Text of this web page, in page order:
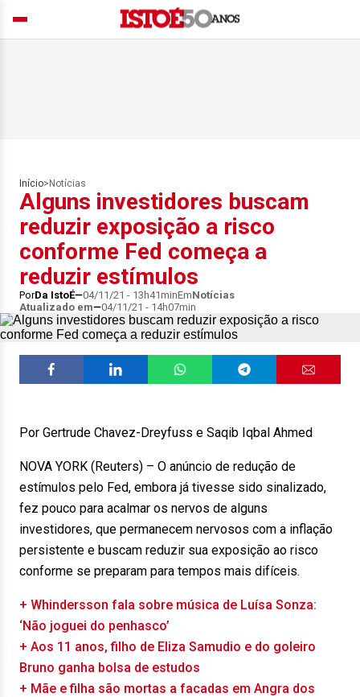
Início> Notícias
Alguns investidores buscam
reduzir exposição a risco
conforme Fed começa a
reduzir estímulos
PorDa IstoÉ 04/11/21 - 13h41minEmNotícias
Atualizado em
04/11/21 - 14h07min
Por Gertrude Chavez-Dreyfuss e Saqib Iqbal Ahmed
NOVA YORK (Reuters) – O anúncio de redução de
estímulos pelo Fed, embora já tivesse sido sinalizado,
fez pouco para acalmar os nervos de alguns
investidores, que permanecem nervosos com a inflação
persistente e buscam reduzir sua exposição ao risco
conforme se preparam para tempos mais difíceis.
+ Whindersson fala sobre música de Luísa Sonza:
‘Não joguei do penhasco’
+ Aos 11 anos, filho de Eliza Samudio e do goleiro
Bruno ganha bolsa de estudos
+ Mãe e filha são mortas a facadas em Angra dos